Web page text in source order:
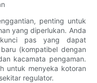
penting untuk
yang diperlukan. Anda
pas yang dapat
(kompatibel dengan
kacamata pengaman.
untuk menyeka kotoran
regulator.